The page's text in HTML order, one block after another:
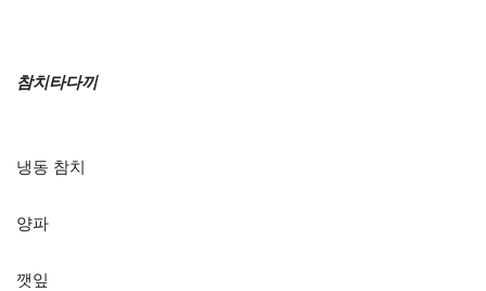
참치타다끼
냉동 참치
양파
깻잎